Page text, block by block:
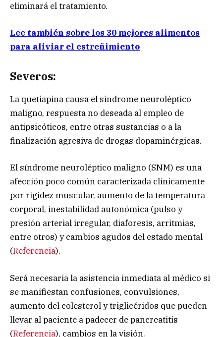
eliminará el tratamiento.
Lee también sobre los 30 mejores alimentos
para aliviar el estreñimiento
Severos:
La quetiapina causa el síndrome neuroléptico
maligno, respuesta no deseada al empleo de
antipsicóticos, entre otras sustancias o a la
finalización agresiva de drogas dopaminérgicas.
El síndrome neuroléptico maligno (SNM) es una
afección poco común caracterizada clínicamente
por rigidez muscular, aumento de la temperatura
corporal, inestabilidad autonómica (pulso y
presión arterial irregular, diaforesis, arritmias,
entre otros) y cambios agudos del estado mental
(Referencia).
Será necesaria la asistencia inmediata al médico si
se manifiestan confusiones, convulsiones,
aumento del colesterol y triglicéridos que pueden
llevar al paciente a padecer de pancreatitis
(Referencia), cambios en la visión.